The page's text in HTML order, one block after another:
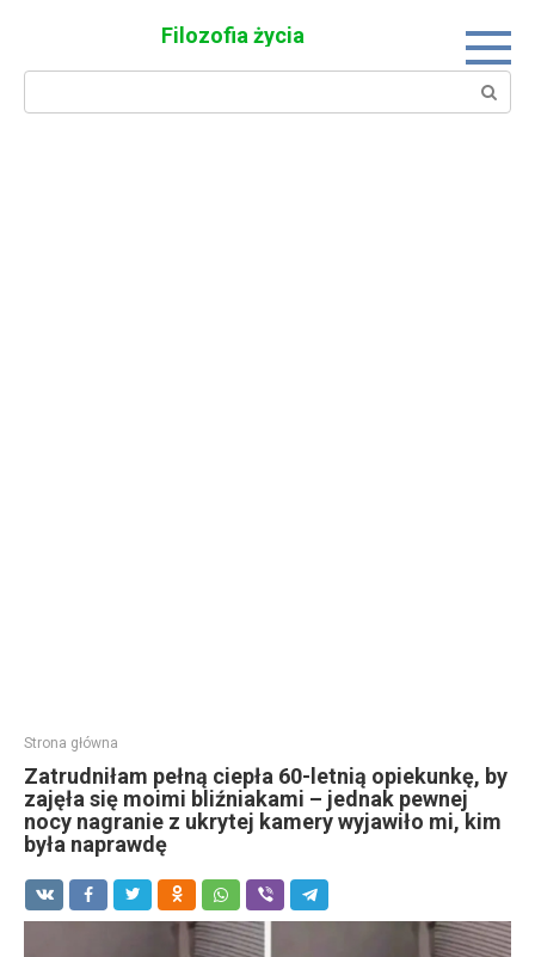
Filozofia życia
Search:
Strona główna
Zatrudniłam pełną ciepła 60-letnią opiekunkę, by
zajęła się moimi bliźniakami – jednak pewnej
nocy nagranie z ukrytej kamery wyjawiło mi, kim
była naprawdę